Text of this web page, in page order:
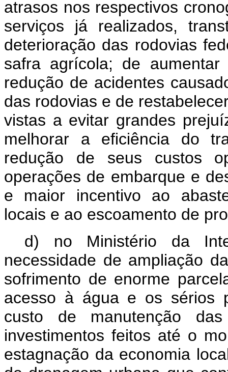
atrasos nos respectivos
serviços já realizados,
deterioração das rodovias
safra agrícola; de
redução de acidentes
das rodovias e de
vistas a evitar grandes
melhorar a eficiência do
redução de seus custos
operações de embarque e
e maior incentivo ao
locais e ao escoamento de
d) no Ministério da
necessidade de ampliação
sofrimento de enorme
acesso à água e os sérios
custo de manutenção
investimentos feitos até o
estagnação da economia